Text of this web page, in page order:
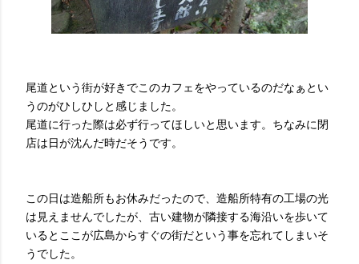
尾道という街が好きでこのカフェをやっているのだなぁとい
うのがひしひしと感じました。
尾道に行った際は必ず行ってほしいと思います。ちなみに閉
店は日が沈んだ時だそうです。
この日は造船所もお休みだったので、造船所特有の工場の光
は見えませんでしたが、古い建物が隣接する海沿いを歩いて
いるとここが広島からすぐの街だという事を忘れてしまいそ
うでした。